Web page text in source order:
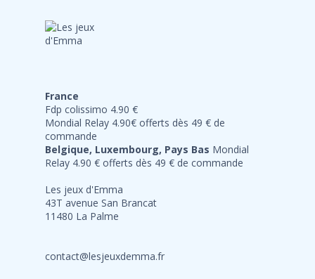
France
Fdp colissimo 4.90 €
Mondial Relay 4.90€ offerts dès 49 € de
commande
Belgique, Luxembourg, Pays Bas Mondial
Relay 4.90 € offerts dès 49 € de commande
Les jeux d'Emma
43T avenue San Brancat
11480 La Palme
contact@lesjeuxdemma.fr